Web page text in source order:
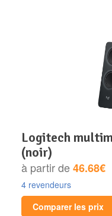
logitech multimedia speakers z207
(noir)
à partir de46.68€
4 revendeurs
Comparer les prix